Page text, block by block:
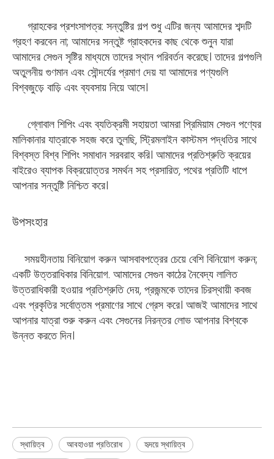
গ্রাহকের প্রশংসাপত্র: সন্তুষ্টির গল্প শুধু এটির জন্য আমাদের শব্দটি
গ্রহণ করবেন না; আমাদের সন্তুষ্ট গ্রাহকদের কাছ থেকে শুনুন যারা
আমাদের সেগুন সৃষ্টির মাধ্যমে তাদের স্থান পরিবর্তন করেছে। তাদের গল্পগুলি
অতুলনীয় গুণমান এবং সৌন্দর্যের প্রমাণ দেয় যা আমাদের পণ্যগুলি
বিশ্বজুড়ে বাড়ি এবং ব্যবসায় নিয়ে আসে।
গ্লোবাল শিপিং এবং ব্যতিক্রমী সহায়তা আমরা প্রিমিয়াম সেগুন পণ্যের
মালিকানার যাত্রাকে সহজ করে তুলছি, স্ট্রিমলাইন কাস্টমস পদ্ধতির সাথে
বিশ্বস্ত বিশ্ব শিপিং সমাধান সরবরাহ করি। আমাদের প্রতিশ্রুতি ক্রয়ের
বাইরেও ব্যাপক বিক্রয়োত্তর সমর্থন সহ প্রসারিত, পথের প্রতিটি ধাপে
আপনার সন্তুষ্টি নিশ্চিত করে।
উপসংহার
সময়হীনতায় বিনিয়োগ করুন আসবাবপত্রের চেয়ে বেশি বিনিয়োগ করুন;
একটি উত্তরাধিকার বিনিয়োগ. আমাদের সেগুন কাঠের নৈবেদ্য লালিত
উত্তরাধিকারী হওয়ার প্রতিশ্রুতি দেয়, প্রজন্মকে তাদের চিরস্থায়ী কবজ
এবং প্রকৃতির সর্বোত্তম প্রমাণের সাথে গ্রেস করে। আজই আমাদের সাথে
আপনার যাত্রা শুরু করুন এবং সেগুনের নিরন্তর লোভ আপনার বিশ্বকে
উন্নত করতে দিন।
স্থায়িত্ব আবহাওয়া প্রতিরোধ
হৃদয়ে স্থায়িত্ব